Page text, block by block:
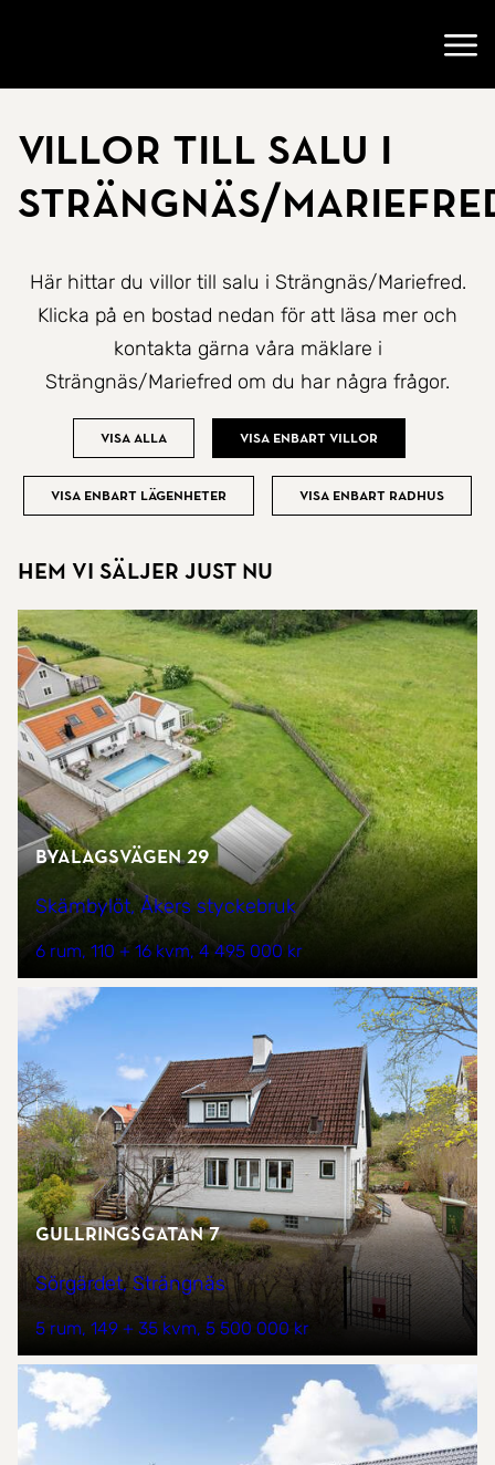
Villor till salu i
Strängnäs/
Här hittar du villor till salu i Strängnäs/Mariefred.
Klicka på en bostad nedan för att läsa mer och
kontakta gärna våra mäklare i
Strängnäs/Mariefred om du har några frågor.
Visa alla Visa enbart villor
Visa enbart lägenheter Visa enbart radhus
Hem vi säljer just nu
Byalagsvägen 29
Skämbylöt, Åkers styckebruk
6 rum 110 + 16 kvm 4 495 000 kr
Gullringsgatan 7
Sörgärdet, Strängnäs
5 rum 149 + 35 kvm 5 500 000 kr